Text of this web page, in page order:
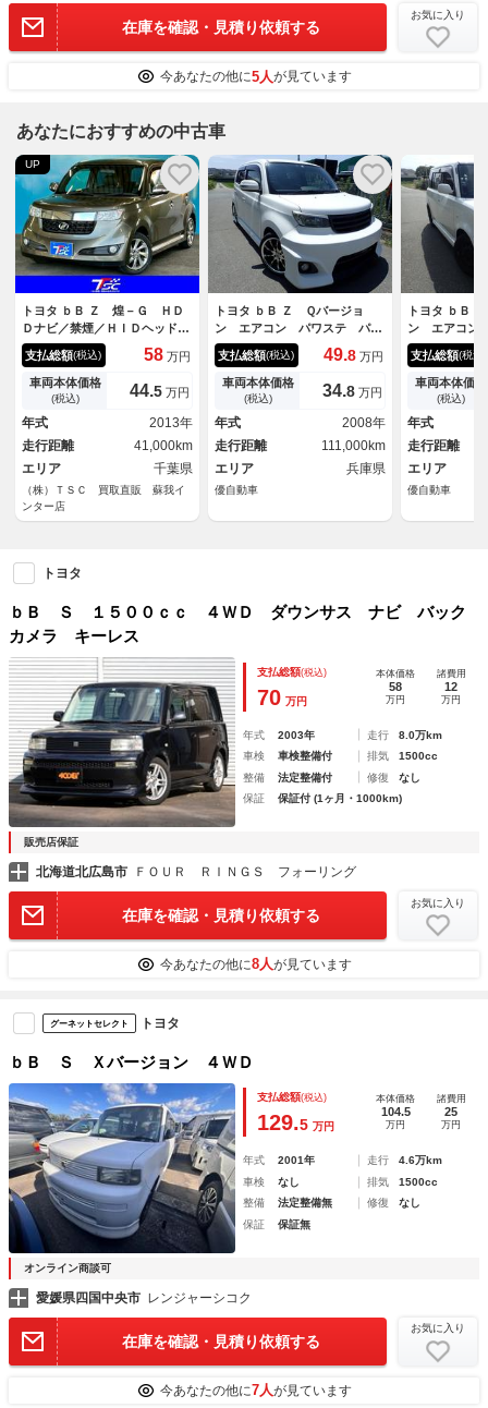
在庫を確認・見積り依頼する
お気に入り
今あなたの他に5人が見ています
あなたにおすすめの中古車
UP
トヨタ ｂＢ Ｚ 煌－Ｇ ＨＤ
Ｄナビ／禁煙／ＨＩＤヘッドラ
イト／フォグランプ／ＥＴＣ／
フルセグＴＶ／Ｂｌｕｅｔｏｏ
ｔｈ接続／純正１５インチＡＷ
支払総額(税込) 58 万円
車両本体価格
(税込) 44.5 万円
年式
2013年
走行距離
41,000km
エリア
千葉県
（株）ＴＳＣ 買取直販 蘇我イ
ンター店
トヨタ ｂＢ Ｚ Ｑバージョ
ン エアコン パワステ パワ
ーウインドウ エアバック Ａ
ＢＳ 社外１７ＡＷ 車高調
フルエアロ アイライン 社外
グリル 社外テール マフラー
支払総額(税込) 49.8 万円
車両本体価格
(税込) 34.8 万円
年式
2008年
走行距離
111,000km
エリア
兵庫県
優自動車
トヨタ ｂＢ
ン エアコン
ーウインド
ＢＳ キーレ
支払総額(税込)
車両本体価格
(税込)
年式
走行距離
エリア
優自動車
トヨタ
ｂＢ Ｓ １５００ｃｃ ４ＷＤ ダウンサス ナビ バック
カメラ キーレス
支払総額(税込)
70 万円
本体価格
58
万円
諸費用
12
万円
年式 2003年 走行
8.0万km
車検
車検整備付 排気
1500cc
整備
法定整備付 修復
なし
保証
保証付 (1ヶ月・1000km)
販売店保証
北海道北広島市 ＦＯＵＲ ＲＩＮＧＳ フォーリング
在庫を確認・見積り依頼する
お気に入り
今あなたの他に8人が見ています
グーネットセレクト トヨタ
ｂＢ Ｓ Ｘバージョン ４ＷＤ
支払総額(税込)
129.5 万円
本体価格
104.5
万円
諸費用
25
万円
年式 2001年 走行
4.6万km
車検
なし 排気
1500cc
整備
法定整備無 修復
なし
保証
保証無
オンライン商談可
愛媛県四国中央市 レンジャーシコク
在庫を確認・見積り依頼する
お気に入り
今あなたの他に7人が見ています